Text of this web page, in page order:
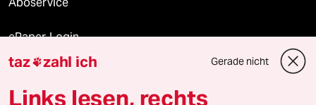
Aboservice
ePaper Login
Downloads für Abonnierende
taz zahl ich Gerade nicht
Links lesen, rechts